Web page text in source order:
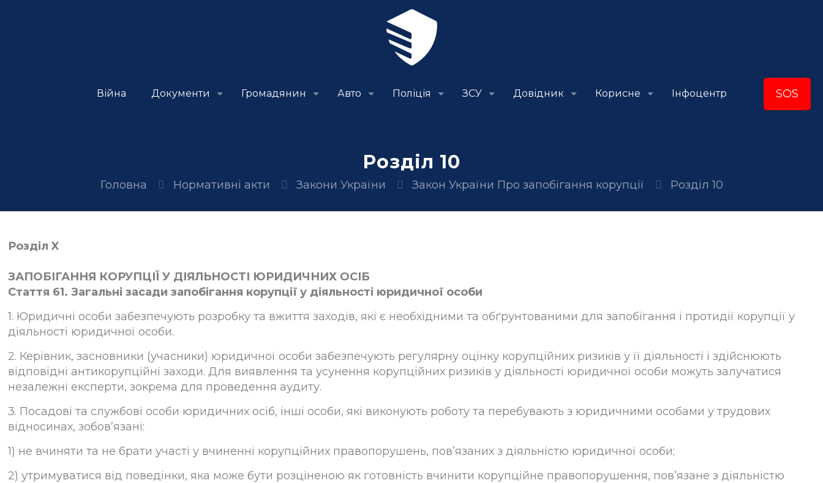
Війна Документи Громадянин Авто Поліція ЗСУ Довідник Корисне Інфоцентр SOS
Розділ 10
Головна Нормативні акти Закони України Закон України Про запобігання корупції Розділ 10
Розділ X
ЗАПОБІГАННЯ КОРУПЦІЇ У ДІЯЛЬНОСТІ ЮРИДИЧНИХ ОСІБ
Стаття 61. Загальні засади запобігання корупції у діяльності юридичної особи
1. Юридичні особи забезпечують розробку та вжиття заходів, які є необхідними та обґрунтованими для запобігання і протидії корупції у
діяльності юридичної особи.
2. Керівник, засновники (учасники) юридичної особи забезпечують регулярну оцінку корупційних ризиків у її діяльності і здійснюють
відповідні антикорупційні заходи. Для виявлення та усунення корупційних ризиків у діяльності юридичної особи можуть залучатися
незалежні експерти, зокрема для проведення аудиту.
3. Посадові та службові особи юридичних осіб, інші особи, які виконують роботу та перебувають з юридичними особами у трудових
відносинах, зобов’язані:
1) не вчиняти та не брати участі у вчиненні корупційних правопорушень, пов’язаних з діяльністю юридичної особи;
2) утримуватися від поведінки, яка може бути розціненою як готовність вчинити корупційне правопорушення, пов’язане з діяльністю